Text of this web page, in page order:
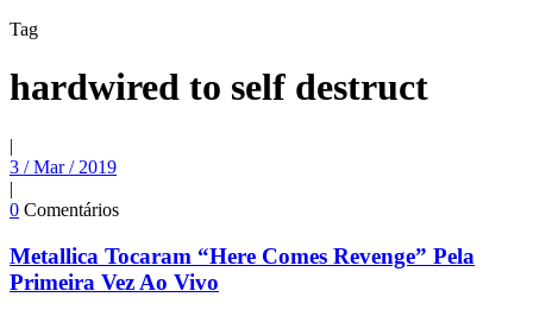
Tag
hardwired to self destruct
|
3 / Mar / 2019
|
0 Comentários
Metallica Tocaram “Here Comes Revenge” Pela
Primeira Vez Ao Vivo